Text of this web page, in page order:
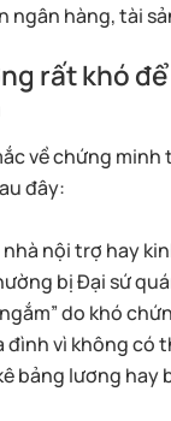
ngân hàng, tài
rất khó
về chứng
đây:
nội trợ hay
bị Đại sứ
do khó
vì không có
bảng lương hay